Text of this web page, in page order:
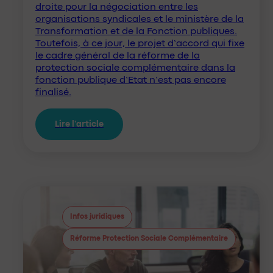
droite pour la négociation entre les
organisations syndicales et le ministère de la
Transformation et de la Fonction publiques.
Toutefois, à ce jour, le projet d’accord qui fixe
le cadre général de la réforme de la
protection sociale complémentaire dans la
fonction publique d’Etat n’est pas encore
finalisé.
Lire l'article
Infos juridiques
Réforme Protection Sociale Complémentaire